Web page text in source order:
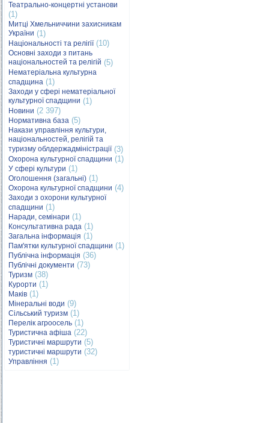
Театрально-концертні установи
(1)
Митці Хмельниччини захисникам
України (1)
Національності та релігії(10)
Основні заходи з питань
національностей та релігій (5)
Нематеріальна культурна
спадщина (1)
Заходи у сфері нематеріальної
культурної спадщини (1)
Новини (2 397)
Нормативна база (5)
Накази управління культури,
національностей, релігій та
туризму облдержадміністрації(3)
Охорона культурної спадщини (1)
У сфері культури (1)
Оголошення (загальні) (1)
Охорона культурної спадщини (4)
Заходи з охорони культурної
спадщини (1)
Наради, семінари (1)
Консультативна рада (1)
Загальна інформація (1)
Пам'ятки культурної спадщини (1)
Публічна інформація (36)
Публічні документи (73)
Туризм (38)
Курорти (1)
Маків (1)
Мінеральні води (9)
Сільський туризм (1)
Перелік агроосель (1)
Туристична афіша (22)
Туристичні маршрути (5)
туристичні маршрути (32)
Управління (1)